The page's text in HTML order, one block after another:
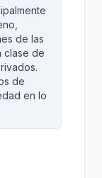
de las
clase de
de
en lo